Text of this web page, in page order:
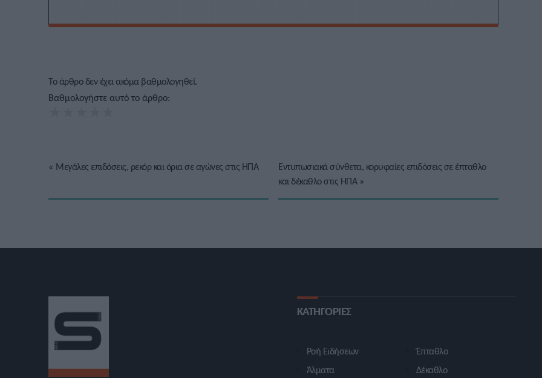
Το άρθρο δεν έχει ακόμα βαθμολογηθεί.
Βαθμολογήστε αυτό το άρθρο:
« Μεγάλες επιδόσεις, ρεκόρ και όρια σε αγώνες στις ΗΠΑ
Εντυπωσιακά σύνθετα, κορυφαίες επιδόσεις σε έπταθλο
και δέκαθλο στις ΗΠΑ»
ΚΑΤΗΓΟΡΙΕΣ
Ροή Ειδήσεων
Άλματα
Έπταθλο
Δέκαθλο